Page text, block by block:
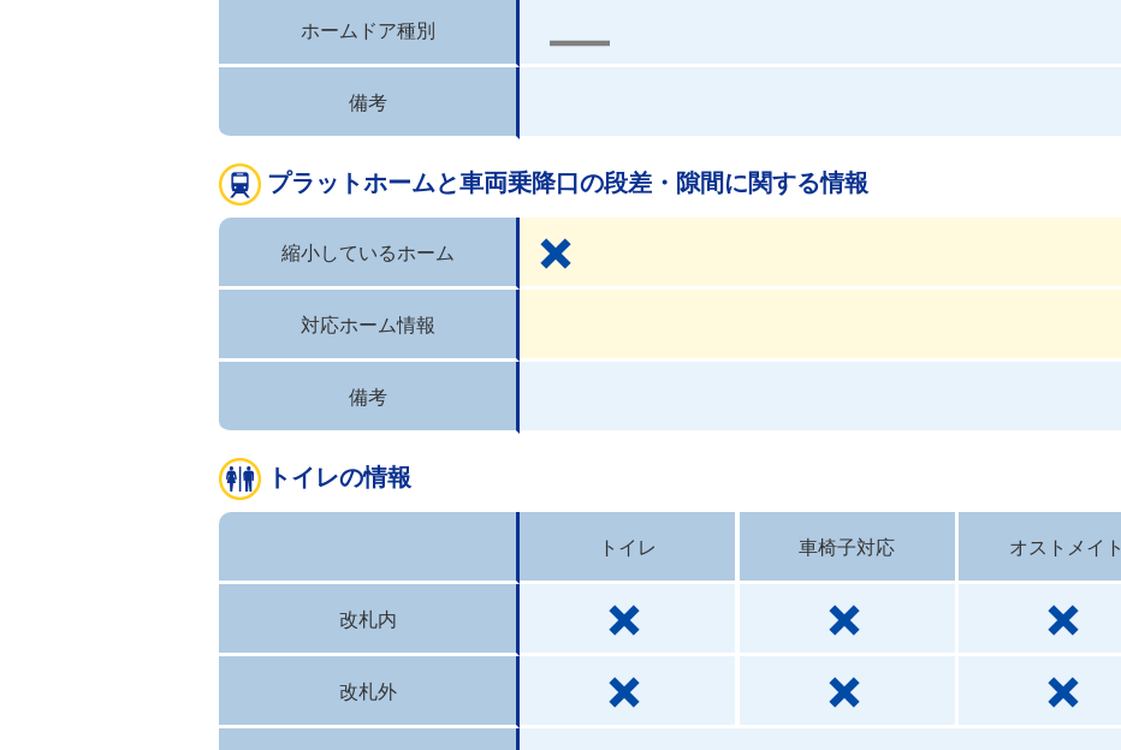
ホームドア種別
備考
プラットホームと車両乗降口の段差・隙間に関する情報
縮小しているホーム
対応ホーム情報
備考
トイレの情報
改札内
改札外
トイレ 車椅子対応 オストメイト